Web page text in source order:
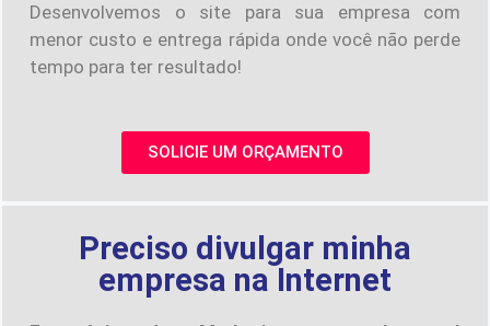
Desenvolvemos o site para sua empresa com
menor custo e entrega rápida onde você não perde
tempo para ter resultado!
SOLICIE UM ORÇAMENTO
Preciso divulgar minha
empresa na Internet